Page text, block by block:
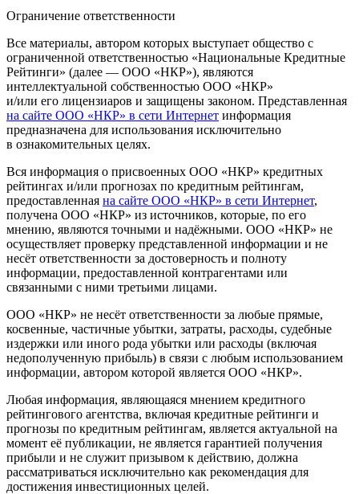
Ограничение ответственности
Все материалы, автором которых выступает общество с
ограниченной ответственностью «Национальные Кредитные
Рейтинги» (далее — ООО «НКР»), являются
интеллектуальной собственностью ООО «НКР»
и/или его лицензиаров и защищены законом. Представленная
на сайте ООО «НКР» в сети Интернет информация
предназначена для использования исключительно
в ознакомительных целях.
Вся информация о присвоенных ООО «НКР» кредитных
рейтингах и/или прогнозах по кредитным рейтингам,
предоставленная на сайте ООО «НКР» в сети Интернет,
получена ООО «НКР» из источников, которые, по его
мнению, являются точными и надёжными. ООО «НКР» не
осуществляет проверку представленной информации и не
несёт ответственности за достоверность и полноту
информации, предоставленной контрагентами или
связанными с ними третьими лицами.
ООО «НКР» не несёт ответственности за любые прямые,
косвенные, частичные убытки, затраты, расходы, судебные
издержки или иного рода убытки или расходы (включая
недополученную прибыль) в связи с любым использованием
информации, автором которой является ООО «НКР».
Любая информация, являющаяся мнением кредитного
рейтингового агентства, включая кредитные рейтинги и
прогнозы по кредитным рейтингам, является актуальной на
момент её публикации, не является гарантией получения
прибыли и не служит призывом к действию, должна
рассматриваться исключительно как рекомендация для
достижения инвестиционных целей.